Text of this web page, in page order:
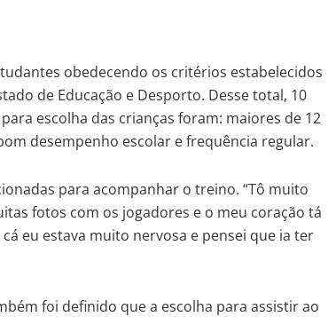
obedecendo os critérios estabelecidos
de Educação e Desporto. Desse total, 10
escolha das crianças foram: maiores de 12
desempenho escolar e frequência regular.
para acompanhar o treino. “Tô muito
fotos com os jogadores e o meu coração tá
eu estava muito nervosa e pensei que ia ter
foi definido que a escolha para assistir ao